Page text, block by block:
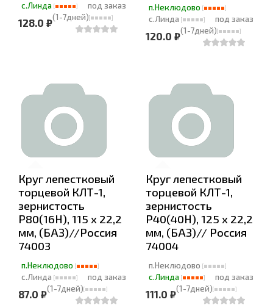
с.Линда
под заказ
(1-7дней)
128.0 ₽
п.Неклюдово
с.Линда
под заказ
(1-7дней)
120.0 ₽
Круг лепестковый
торцевой КЛТ-1,
зернистость
Р80(16Н), 115 х 22,2
мм, (БАЗ)//Россия
74003
п.Неклюдово
с.Линда
под заказ
(1-7дней)
87.0 ₽
Круг лепестковый
торцевой КЛТ-1,
зернистость
Р40(40Н), 125 х 22,2
мм, (БАЗ)// Россия
74004
п.Неклюдово
с.Линда
под заказ
(1-7дней)
111.0 ₽